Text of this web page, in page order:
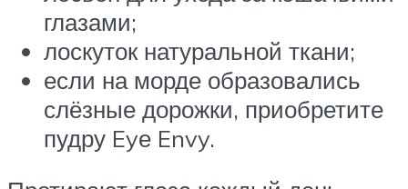
глазами;
лоскуток натуральной ткани;
если на морде образовались
слёзные дорожки, приобретите
пудру Eyе Envy.